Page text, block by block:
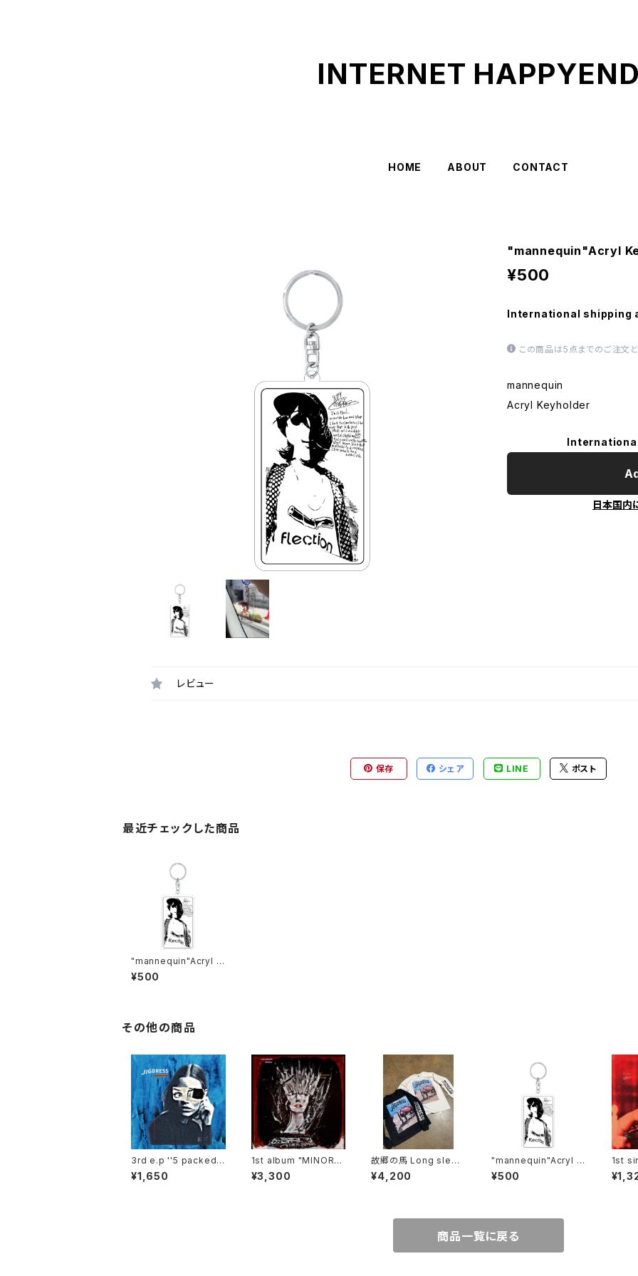
INTERNET HAPPYEND
HOME ABOUT CONTACT
"mannequin"Acryl
¥500
International shipping
この商品は5点までのご注文と
mannequin
Acryl Keyholder
日本国内
レビュー
保存 シェア LINE ポスト
最近チェックした商品
"mannequin"Acryl K
eyholde
¥500
その他の商品
3rd e.p ''5 packed c
onfusion''
¥1,650
1st album "MINORE
NTROPY"
¥3,300
故郷の馬 Long sleev
e [2color]
¥4,200
"mannequin"Acryl K
eyholde
¥500
1st
n''
商品一覧に戻る